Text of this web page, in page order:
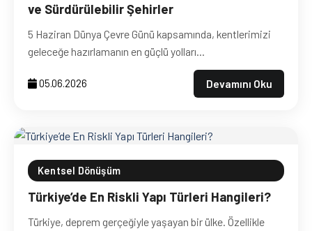
ve Sürdürülebilir Şehirler
5 Haziran Dünya Çevre Günü kapsamında, kentlerimizi
geleceğe hazırlamanın en güçlü yolları...
05.06.2026 Devamını Oku
Kentsel Dönüşüm
Türkiye’de En Riskli Yapı Türleri Hangileri?
Türkiye, deprem gerçeğiyle yaşayan bir ülke. Özellikle